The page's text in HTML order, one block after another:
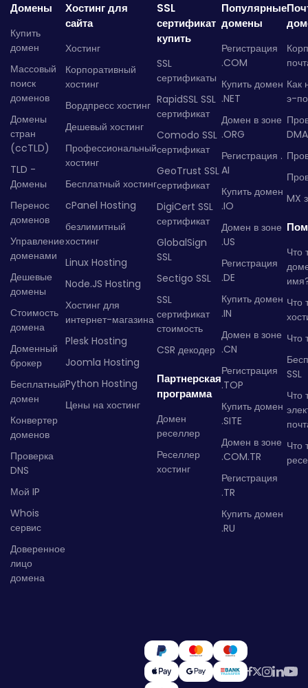
Домены
Купить
домен
Массовый
поиск
доменов
Домены
стран
(ccTLD)
TLD -
Домены
Перенос
доменов
Управление
доменами
Дешевые
домены
Стоимость
домена
Доменный
брокер
Бесплатный
домен
Конвертер
доменов
Проверка
DNS
Мой IP
Whois
сервис
Доверенное
лицо
домена
Хостинг для
сайта
Хостинг
Корпоративный
хостинг
Вордпресс хостинг
Дешевый хостинг
Профессиональный
хостинг
Бесплатный хостинг
cPanel Hosting
безлимитный
хостинг
Linux Hosting
Node.JS Hosting
Хостинг для
интернет-магазина
Plesk Hosting
Joomla Hosting
Python Hosting
Цены на хостинг
SSL
сертификат
купить
SSL
сертификаты
RapidSSL SSL
сертификат
Comodo SSL
сертификат
GeoTrust SSL
сертификат
DigiCert SSL
сертификат
GlobalSign
SSL
Sectigo SSL
SSL
сертификат
стоимость
CSR декодер
Партнерская
программа
Домен
реселлер
Реселлер
хостинг
Популярные
домены
Регистрация
.COM
Купить домен
.NET
Домен в зоне
.ORG
Регистрация .
AI
Купить домен
.IO
Домен в зоне
.US
Регистрация
.DE
Купить домен
.IN
Домен в зоне
.CN
Регистрация
.TOP
Купить домен
.SITE
Домен в зоне
.COM.TR
Регистрация
.TR
Купить домен
.RU
Как
э-
MX
Что
Что
Что
SSL
Что
Что